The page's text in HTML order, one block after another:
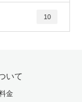
10
いて
金